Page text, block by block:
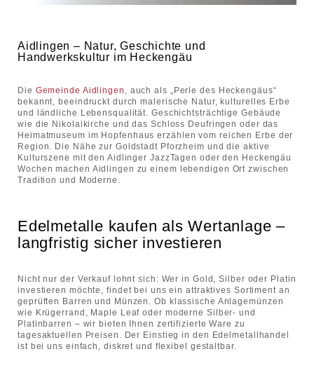
Aidlingen – Natur, Geschichte und
Handwerkskultur im Heckengäu
Die Gemeinde Aidlingen , auch als „Perle des Heckengäus“
bekannt, beeindruckt durch malerische Natur, kulturelles Erbe
und ländliche Lebensqualität. Geschichtsträchtige Gebäude
wie die Nikolaikirche und das Schloss Deufringen oder das
Heimatmuseum im Hopfenhaus erzählen vom reichen Erbe der
Region. Die Nähe zur Goldstadt Pforzheim und die aktive
Kulturszene mit den Aidlinger JazzTagen oder den Heckengäu
Wochen machen Aidlingen zu einem lebendigen Ort zwischen
Tradition und Moderne.
Edelmetalle kaufen als Wertanlage –
langfristig sicher investieren
Nicht nur der Verkauf lohnt sich: Wer in Gold, Silber oder Platin
investieren möchte, findet bei uns ein attraktives Sortiment an
geprüften Barren und Münzen. Ob klassische Anlagemünzen
wie Krügerrand, Maple Leaf oder moderne Silber- und
Platinbarren – wir bieten Ihnen zertifizierte Ware zu
tagesaktuellen Preisen. Der Einstieg in den Edelmetallhandel
ist bei uns einfach, diskret und flexibel gestaltbar.